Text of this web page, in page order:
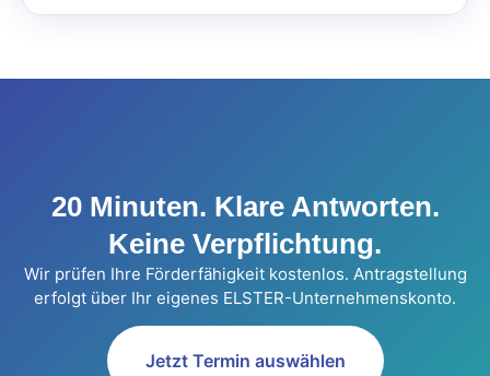
20 Minuten. Klare Antworten.
Keine Verpflichtung.
Wir prüfen Ihre Förderfähigkeit kostenlos. Antragstellung
erfolgt über Ihr eigenes ELSTER-Unternehmenskonto.
Jetzt Termin auswählen